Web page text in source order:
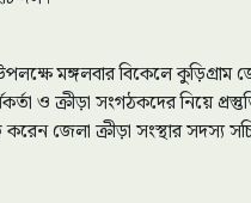
মঙ্গলবার বিকেলে কুড়িগ্রাম
ও ক্রীড়া সংগঠকদের নিয়ে
করেন জেলা ক্রীড়া সংস্থার সদস্য